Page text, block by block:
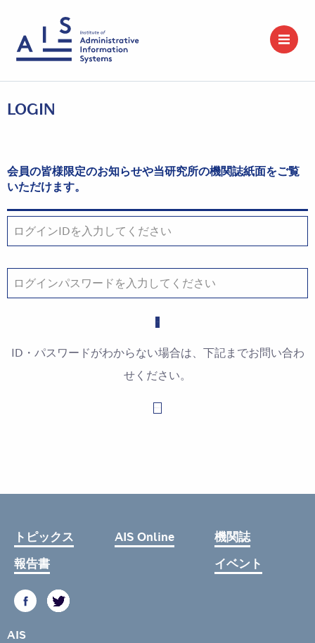
LOGIN
会員の皆様限定のお知らせや当研究所の機関誌紙面をご覧
いただけます。
ID・パスワードがわからない場合は、下記までお問い合わ
せください。
トピックス AIS Online
機関誌
報告書
イベント
AIS